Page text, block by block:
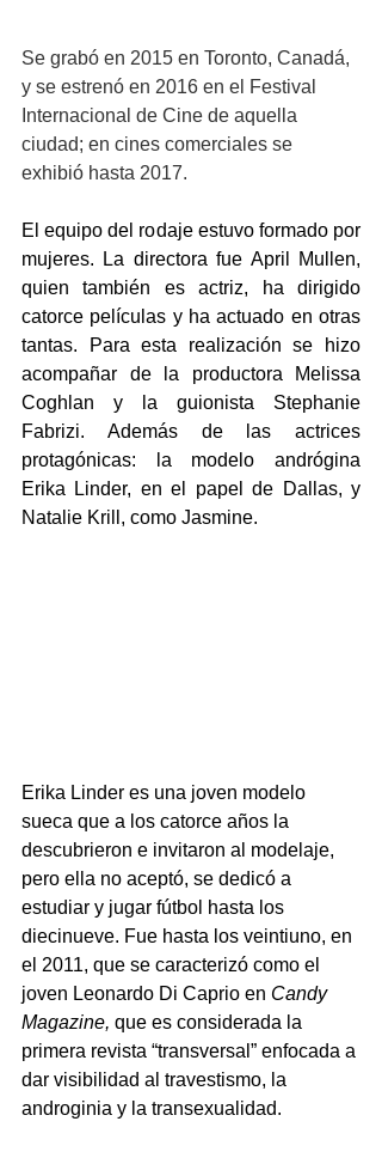
Se grabó en 2015 en Toronto, Canadá,
y se estrenó en 2016 en el Festival
Internacional de Cine de aquella
ciudad; en cines comerciales se
exhibió hasta 2017.
El equipo del rodaje estuvo formado por
mujeres. La directora fue April Mullen,
quien también es actriz, ha dirigido
catorce películas y ha actuado en otras
tantas. Para esta realización se hizo
acompañar de la productora Melissa
Coghlan y la guionista Stephanie
Fabrizi. Además de las actrices
protagónicas: la modelo andrógina
Erika Linder, en el papel de Dallas, y
Natalie Krill, como Jasmine.
Erika Linder es una joven modelo
sueca que a los catorce años la
descubrieron e invitaron al modelaje,
pero ella no aceptó, se dedicó a
estudiar y jugar fútbol hasta los
diecinueve. Fue hasta los veintiuno, en
el 2011, que se caracterizó como el
joven Leonardo Di Caprio en Candy
Magazine, que es considerada la
primera revista “transversal” enfocada a
dar visibilidad al travestismo, la
androginia y la transexualidad.